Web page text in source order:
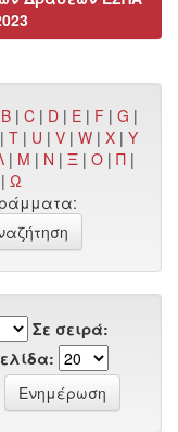
B |C | D | E | F |G |
| T | U | V | W | X | Y
| Μ | Ν | Ξ | Ο | Π |
| Ω
Σε σειρά: